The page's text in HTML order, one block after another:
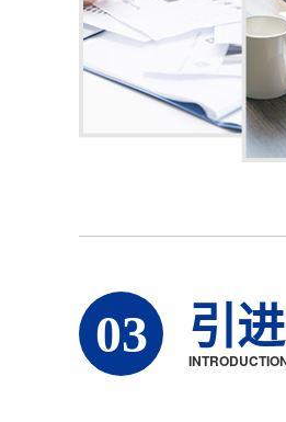
03 引